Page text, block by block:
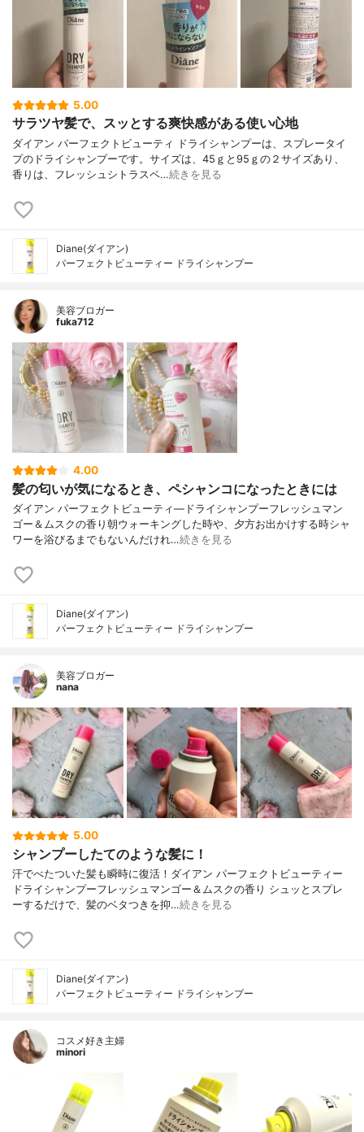
5.00
サラツヤ髪で、スッとする爽快感がある使い心地
ダイアン パーフェクトビューティ ドライシャンプーは、スプレータイ
プのドライシャンプーです。サイズは、45ｇと95ｇの２サイズあり、
香りは、フレッシュシトラスペ…続きを見る
Diane(ダイアン)
パーフェクトビューティー ドライシャンプー
美容ブロガー
fuka712
4.00
髪の匂いが気になるとき、ペシャンコになったときには
ダイアン パーフェクトビューティ―ドライシャンプーフレッシュマン
ゴー＆ムスクの香り⁡朝ウォーキングした時や、夕方お出かけする時シャ
ワーを浴びるまでもないんだけれ…続きを見る
Diane(ダイアン)
パーフェクトビューティー ドライシャンプー
美容ブロガー
nana
5.00
シャンプーしたてのような髪に！
汗でべたついた髪も瞬時に復活！ダイアン パーフェクトビューティー
ドライシャンプーフレッシュマンゴー＆ムスクの香り シュッとスプレ
ーするだけで、髪のベタつきを抑…続きを見る
Diane(ダイアン)
パーフェクトビューティー ドライシャンプー
コスメ好き主婦
minori